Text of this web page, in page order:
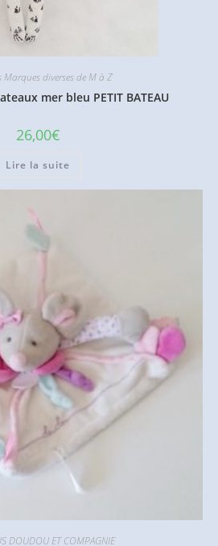
diverses de M à Z
mer bleu PETIT BATEAU
26,00€
Lire la suite
DOUDOU ET COMPAGNIE